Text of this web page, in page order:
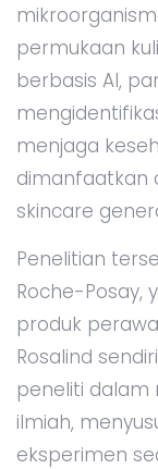
permukaan
berbasis AI,
menjaga
dimanfaatkan
skincare
Penelitian
Roche-Posay,
produk
Rosalind
peneliti
ilmiah,
eksperimen